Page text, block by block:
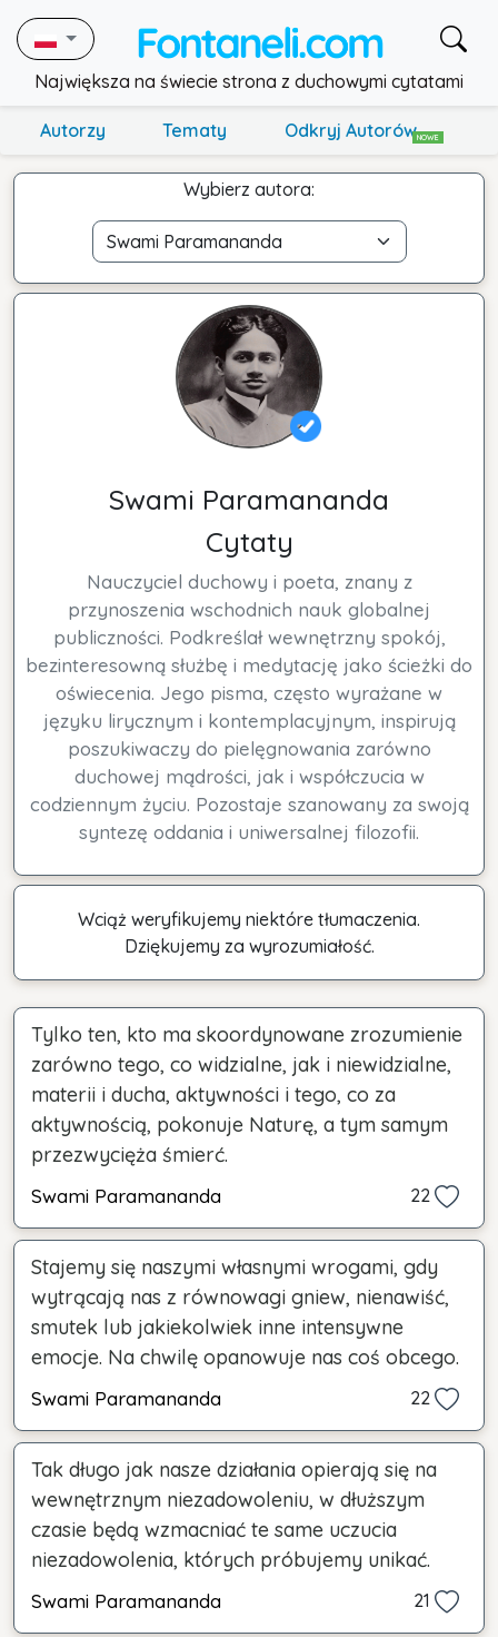
Największa na świecie strona z duchowymi cytatami
Autorzy Tematy Odkryj AutorówNOWE
Wybierz autora:
Swami Paramananda
Cytaty
Nauczyciel duchowy i poeta, znany z
przynoszenia wschodnich nauk globalnej
publiczności. Podkreślał wewnętrzny spokój,
bezinteresowną służbę i medytację jako ścieżki do
oświecenia. Jego pisma, często wyrażane w
języku lirycznym i kontemplacyjnym, inspirują
poszukiwaczy do pielęgnowania zarówno
duchowej mądrości, jak i współczucia w
codziennym życiu. Pozostaje szanowany za swoją
syntezę oddania i uniwersalnej filozofii.
Wciąż weryfikujemy niektóre tłumaczenia.
Dziękujemy za wyrozumiałość.
Tylko ten, kto ma skoordynowane zrozumienie
zarówno tego, co widzialne, jak i niewidzialne,
materii i ducha, aktywności i tego, co za
aktywnością, pokonuje Naturę, a tym samym
przezwycięża śmierć.
Swami Paramananda 22
Stajemy się naszymi własnymi wrogami, gdy
wytrącają nas z równowagi gniew, nienawiść,
smutek lub jakiekolwiek inne intensywne
emocje. Na chwilę opanowuje nas coś obcego.
Swami Paramananda 22
Tak długo jak nasze działania opierają się na
wewnętrznym niezadowoleniu, w dłuższym
czasie będą wzmacniać te same uczucia
niezadowolenia, których próbujemy unikać.
Swami Paramananda 21